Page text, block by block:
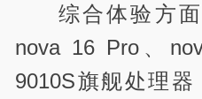
综合体验方面
nova 16 Pro、
9010S旗舰处理器